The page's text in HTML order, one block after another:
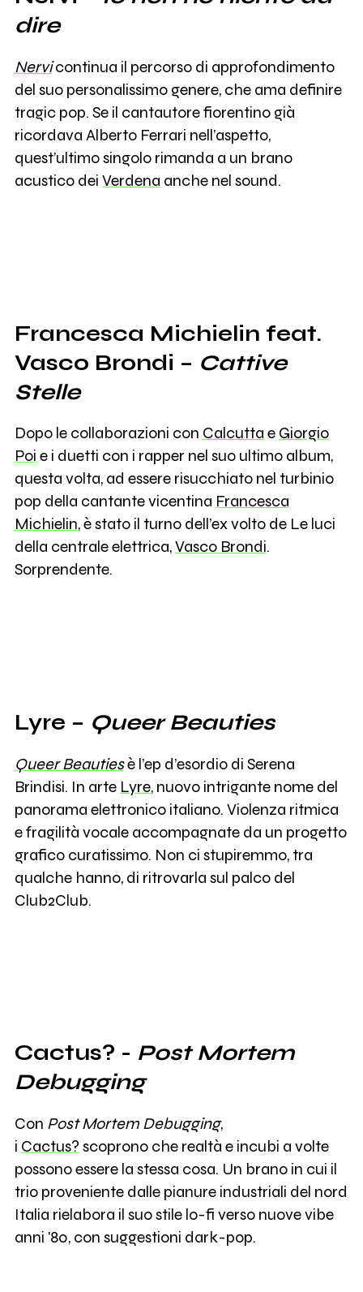
dire
Nervicontinua il percorso di approfondimento
del suo personalissimo genere, che ama definire
tragic pop. Se il cantautore fiorentino già
ricordava Alberto Ferrari nell’aspetto,
quest’ultimo singolo rimanda a un brano
acustico dei Verdena anche nel sound.
Francesca Michielin feat.
Vasco Brondi – Cattive
Stelle
Dopo le collaborazioni con Calcutta e Giorgio
Poi e i duetti con i rapper nel suo ultimo album,
questa volta, ad essere risucchiato nel turbinio
pop della cantante vicentina Francesca
Michielin, è stato il turno dell’ex volto de Le luci
della centrale elettrica,Vasco Brondi.
Sorprendente.
Lyre – Queer Beauties
Queer Beautiesè l’ep d’esordio di Serena
Brindisi. In arte Lyre, nuovo intrigante nome del
panorama elettronico italiano. Violenza ritmica
e fragilità vocale accompagnate da un progetto
grafico curatissimo. Non ci stupiremmo, tra
qualche hanno, di ritrovarla sul palco del
Club2Club.
Cactus? - Post Mortem
Debugging
Con Post Mortem Debugging,
i Cactus? scoprono che realtà e incubi a volte
possono essere la stessa cosa. Un brano in cui il
trio proveniente dalle pianure industriali del nord
Italia rielabora il suo stile lo-fi verso nuove vibe
anni '80, con suggestioni dark-pop.